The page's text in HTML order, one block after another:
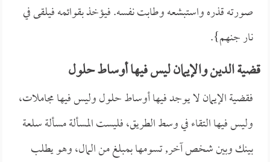
صورته قذره واستبشعه وطابت نفسه. فيؤخذ بقوائمه فيلقى في
نار جنهم}.
قضية الدين والإيمان ليس فيها أوساط حلول
فقضية الإيمان لا يوجد فيها أوساط حلول وليس فيها مجاملات،
وليس فيها التقاء في وسط الطريق، فليست المسألة مسألة سلعة
بينك وبين شخص آخر, تسومها بمبلغ من المال، وهو يطلب